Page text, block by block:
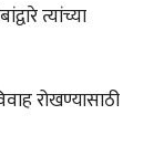
त्यांच्या
रोखण्यासाठी